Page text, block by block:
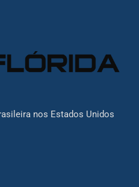
nos Estados Unidos